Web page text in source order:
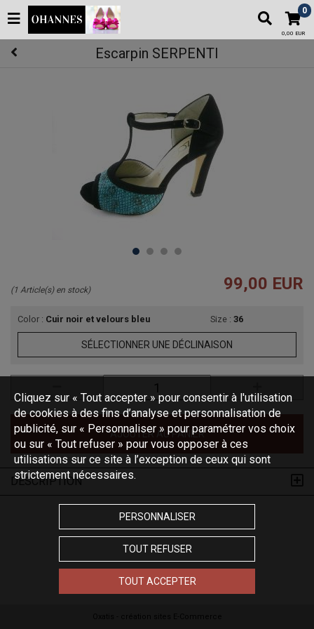
0
0,00 EUR
Escarpin SERPENTI
(1 Article(s) en stock) 99,00 EUR
Color : Cuir noir et velours bleu Size : 36
SÉLECTIONNER UNE DÉCLINAISON
AJOUTER AU PANIER
DESCRIPTION
Cliquez sur « Tout accepter » pour consentir à l'utilisation
de cookies à des fins d’analyse et personnalisation de
publicité, sur « Personnaliser » pour paramétrer vos choix
ou sur « Tout refuser » pour vous opposer à ces
utilisations sur ce site à l’exception de ceux qui sont
strictement nécessaires.
PERSONNALISER
TOUT REFUSER
TOUT ACCEPTER